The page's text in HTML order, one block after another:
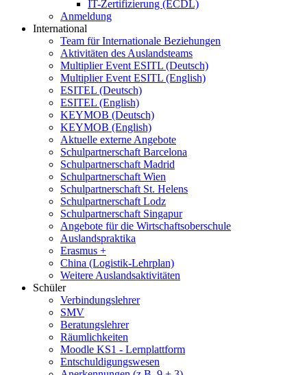
IT-Zertifizierung (ECDL)
Anmeldung
International
Team für Internationale Beziehungen
Aktivitäten des Auslandsteams
Multiplier Event ESITL (Deutsch)
Multiplier Event ESITL (English)
ESITEL (Deutsch)
ESITEL (English)
KEYMOB (Deutsch)
KEYMOB (English)
Aktuelle externe Angebote
Schulpartnerschaft Barcelona
Schulpartnerschaft Madrid
Schulpartnerschaft Wien
Schulpartnerschaft St. Helens
Schulpartnerschaft Lodz
Schulpartnerschaft Singapur
Angebote für die Wirtschaftsoberschule
Auslandspraktika
Erasmus +
China (Logistik-Lehrplan)
Weitere Auslandsaktivitäten
Schüler
Verbindungslehrer
SMV
Beratungslehrer
Räumlichkeiten
Moodle KS1 - Lernplattform
Entschuldigungswesen